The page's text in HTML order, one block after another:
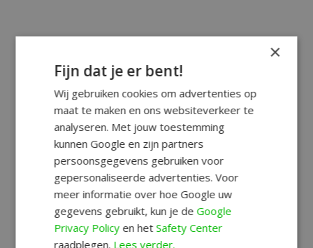
×
Fijn dat je er bent!
Wij gebruiken cookies om advertenties op
maat te maken en ons websiteverkeer te
analyseren. Met jouw toestemming
kunnen Google en zijn partners
persoonsgegevens gebruiken voor
gepersonaliseerde advertenties. Voor
meer informatie over hoe Google uw
gegevens gebruikt, kun je deGoogle
Privacy Policyen hetSafety Center
raadplegen. Lees verder.